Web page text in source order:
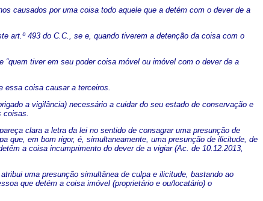
causados por uma coisa todo aquele que a detém com o dever de a
art.º 493 do C.C., se e, quando tiverem a detenção da coisa com o
tiver em seu poder coisa móvel ou imóvel com o dever de a
essa coisa causar a terceiros.
a vigilância) necessário a cuidar do seu estado de conservação e
coisas.
clara a letra da lei no sentido de consagrar uma presunção de
que, em bom rigor, é, simultaneamente, uma presunção de ilicitude, de
a coisa incumprimento do dever de a vigiar (Ac. de 10.12.2013,
uma presunção simultânea de culpa e ilicitude, bastando ao
que detém a coisa imóvel (proprietário e ou/locatário) o